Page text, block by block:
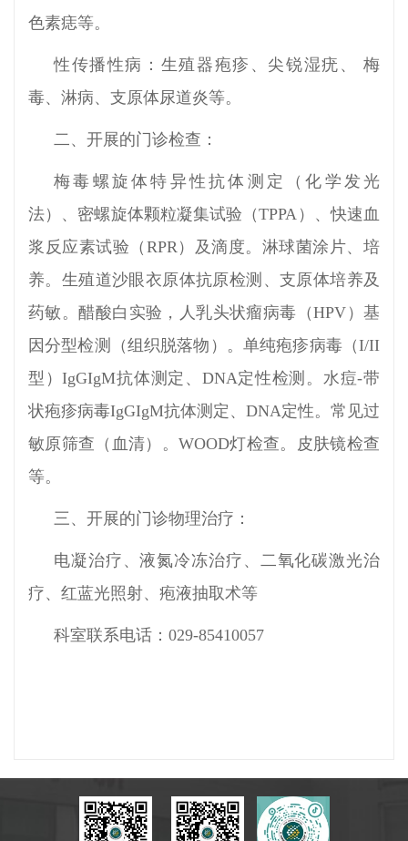
色素痣等。
性传播性病：生殖器疱疹、尖锐湿疣、 梅
毒、淋病、支原体尿道炎等。
二、开展的门诊检查：
梅毒螺旋体特异性抗体测定（化学发光
法）、密螺旋体颗粒凝集试验（TPPA）、快速血
浆反应素试验（RPR）及滴度。淋球菌涂片、培
养。生殖道沙眼衣原体抗原检测、支原体培养及
药敏。醋酸白实验，人乳头状瘤病毒（HPV）基
因分型检测（组织脱落物）。单纯疱疹病毒（I/II
型）IgGIgM抗体测定、DNA定性检测。水痘-带
状疱疹病毒IgGIgM抗体测定、DNA定性。常见过
敏原筛查（血清）。WOOD灯检查。皮肤镜检查
等。
三、开展的门诊物理治疗：
电凝治疗、液氮冷冻治疗、二氧化碳激光治
疗、红蓝光照射、疱液抽取术等
科室联系电话：029-85410057